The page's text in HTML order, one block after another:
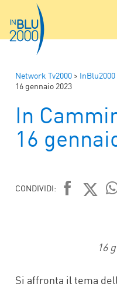
Network Tv2000 > InBlu2000
16 gennaio 2023
In
16
CONDIVIDI:
16
Si affronta il tema